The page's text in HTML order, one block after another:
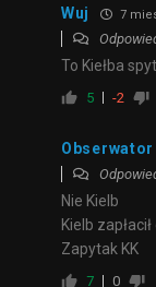
Wuj 7
To Kiełba
5 -2
Obserwator
Nie Kielb
Kielb
Zapytak KK
7 0